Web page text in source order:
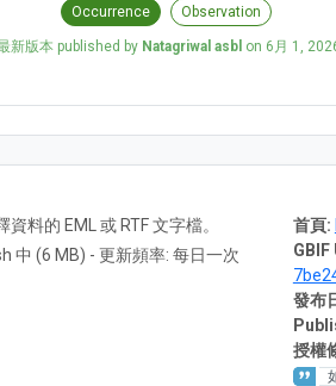
Occurrence Observation
新版本 published by Natagriwal asbl on 6月 1,
首頁:
GBIF
發布
授權
料的 EML 或 RTF 文字檔。
中 (6 MB) - 更新頻率: 每日一次